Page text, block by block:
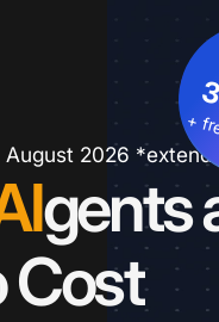
2026
gents
Cost
+